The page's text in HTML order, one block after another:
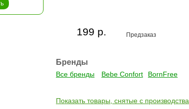
Предзаказ
199 р.
Бренды
Все бренды Bebe Confort BornFree
Показать товары, снятые с производства